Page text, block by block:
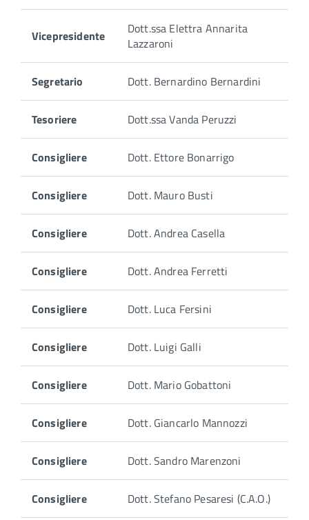
Vicepresidente
Dott.ssa Elettra Annarita
Lazzaroni
Segretario Dott. Bernardino Bernardini
Tesoriere Dott.ssa Vanda Peruzzi
Consigliere Dott. Ettore Bonarrigo
Consigliere Dott. Mauro Busti
Consigliere Dott. Andrea Casella
Consigliere Dott. Andrea Ferretti
Consigliere Dott. Luca Fersini
Consigliere Dott. Luigi Galli
Consigliere Dott. Mario Gobattoni
Consigliere Dott. Giancarlo Mannozzi
Consigliere Dott. Sandro Marenzoni
Consigliere Dott. Stefano Pesaresi (C.A.O.)